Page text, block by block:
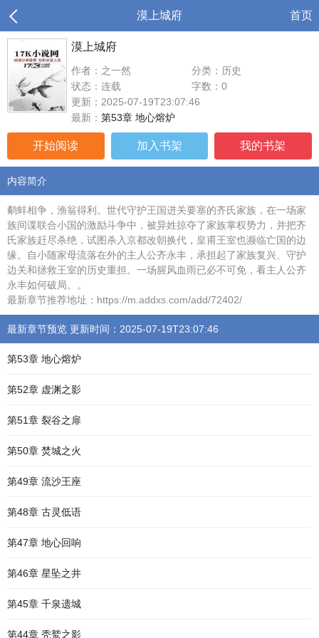
漠上城府 首页
漠上城府
作者：之一然
分类：历史
状态：连载
字数：0
更新：2025-07-19T23:07:46
最新： 第53章 地心熔炉
开始阅读 加入书架 我的书架
内容简介
鹬蚌相争，渔翁得利。世代守护王国进关要塞的齐氏家族，在一场家
族间谍联合小国的激励斗争中，被异姓掠夺了家族掌权势力，并把齐
氏家族赶尽杀绝，试图杀入京都改朝换代，皇甫王室也濒临亡国的边
缘。自小随家母流落在外的主人公齐永丰，承担起了家族复兴、守护
边关和拯救王室的历史重担。一场腥风血雨已必不可免，看主人公齐
永丰如何破局。。
最新章节推荐地址：https://m.addxs.com/add/72402/
最新章节预览 更新时间：2025-07-19T23:07:46
第53章 地心熔炉
第52章 虚渊之影
第51章 裂谷之扉
第50章 焚城之火
第49章 流沙王座
第48章 古灵低语
第47章 地心回响
第46章 星坠之井
第45章 千泉遗城
第44章 秃鹫之影